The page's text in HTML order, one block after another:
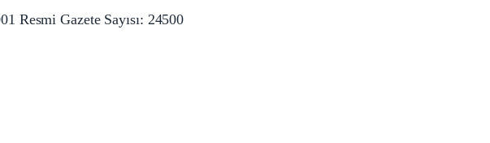
Resmi Gazete Sayısı: 24500